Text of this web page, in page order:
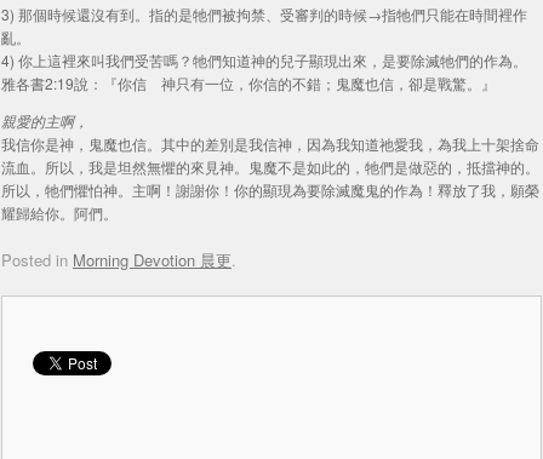
3) 那個時候還沒有到。指的是牠們被拘禁、受審判的時候→指牠們只能在時間裡作
亂。
4) 你上這裡來叫我們受苦嗎？牠們知道神的兒子顯現出來，是要除滅牠們的作為。
雅各書2:19說：『你信 神只有一位，你信的不錯；鬼魔也信，卻是戰驚。』
親愛的主啊，
我信你是神，鬼魔也信。其中的差別是我信神，因為我知道祂愛我，為我上十架捨命
流血。所以，我是坦然無懼的來見神。鬼魔不是如此的，牠們是做惡的，抵擋神的。
所以，牠們懼怕神。主啊！謝謝你！你的顯現為要除滅魔鬼的作為！釋放了我，願榮
耀歸給你。阿們。
Posted in Morning Devotion 晨更.